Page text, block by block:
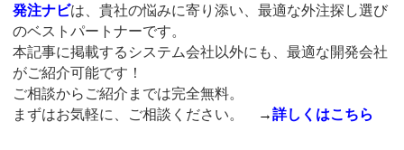
発注ナビは、貴社の悩みに寄り添い、最適な外注探し選び
のベストパートナーです。
本記事に掲載するシステム会社以外にも、最適な開発会社
がご紹介可能です！
ご相談からご紹介までは完全無料。
まずはお気軽に、ご相談ください。
→詳しくはこちら